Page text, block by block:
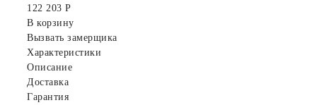
122 203 Р
В корзину
Вызвать замерщика
Характеристики
Описание
Доставка
Гарантия